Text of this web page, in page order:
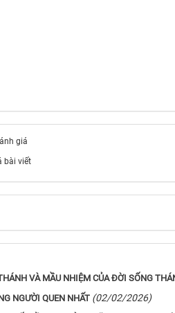
giá
bài viết
VÀ MẦU NHIỆM CỦA ĐỜI SỐNG
NGƯỜI QUEN NHẤT (02/02/2026)